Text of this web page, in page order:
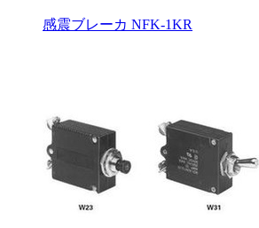
感震ブレーカ NFK-1KR